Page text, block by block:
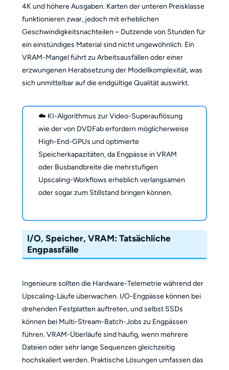
4K und höhere Ausgaben. Karten der unteren Preisklasse
funktionieren zwar, jedoch mit erheblichen
Geschwindigkeitsnachteilen – Dutzende von Stunden für
ein einstündiges Material sind nicht ungewöhnlich. Ein
VRAM-Mangel führt zu Arbeitsausfällen oder einer
erzwungenen Herabsetzung der Modellkomplexität, was
sich unmittelbar auf die endgültige Qualität auswirkt.
☁️ KI-Algorithmus zur Video-Superauflösung
wie der von DVDFab erfordern möglicherweise
High-End-GPUs und optimierte
Speicherkapazitäten, da Engpässe in VRAM
oder Busbandbreite die mehrstufigen
Upscaling-Workflows erheblich verlangsamen
oder sogar zum Stillstand bringen können.
I/O, Speicher, VRAM: Tatsächliche
Engpassfälle
Ingenieure sollten die Hardware-Telemetrie während der
Upscaling-Läufe überwachen. I/O-Engpässe können bei
drehenden Festplatten auftreten, und selbst SSDs
können bei Multi-Stream-Batch-Jobs zu Engpässen
führen. VRAM-Überläufe sind häufig, wenn mehrere
Dateien oder sehr lange Sequenzen gleichzeitig
hochskaliert werden. Praktische Lösungen umfassen das